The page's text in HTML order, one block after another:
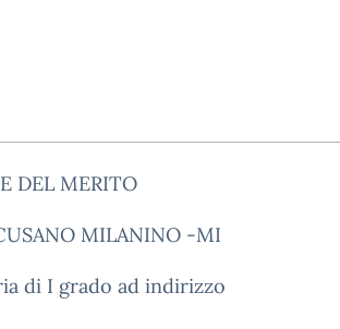
DEL MERITO
MILANINO -MI
di I grado ad indirizzo